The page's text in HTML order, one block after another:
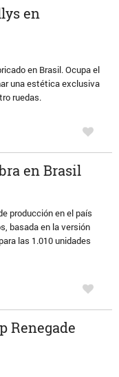
en
en Brasil. Ocupa el
una estética exclusiva
ruedas.
en Brasil
producción en el país
basada en la versión
las 1.010 unidades
Renegade